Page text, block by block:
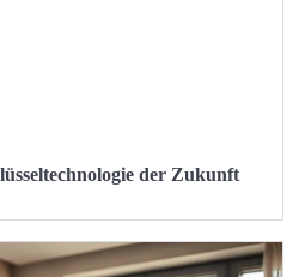
der Zukunft